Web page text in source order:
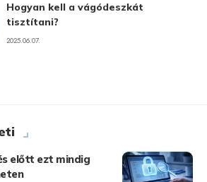
Hogyan kell a vágódeszkát
tisztítani?
2025.06.07.
előtt ezt mindig